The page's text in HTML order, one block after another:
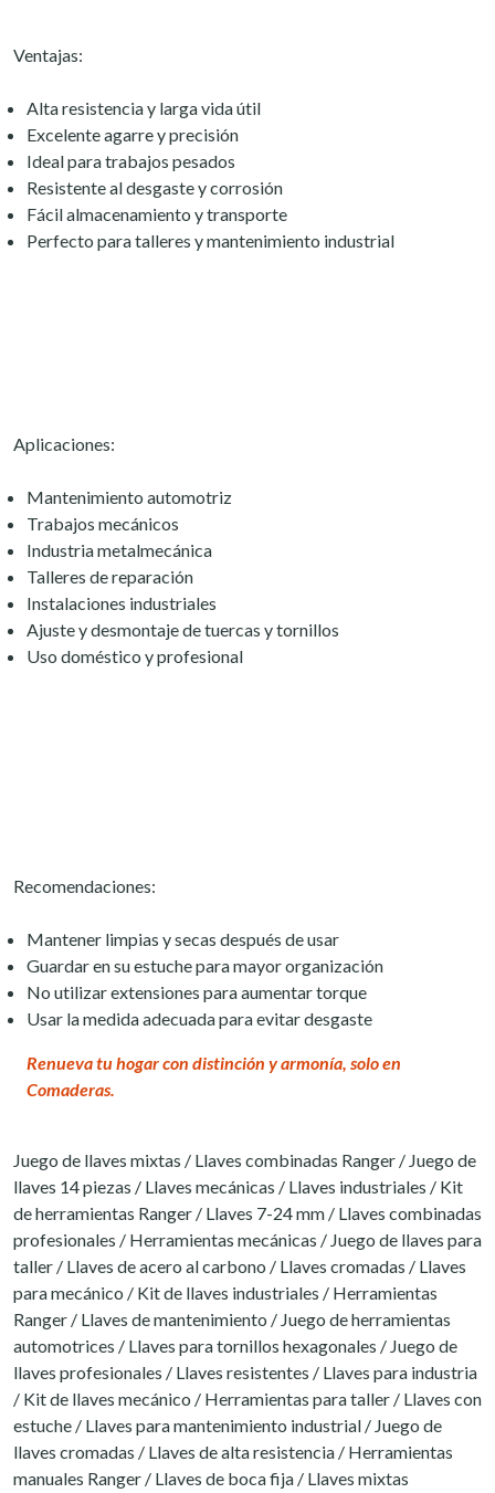
Ventajas:
Alta resistencia y larga vida útil
Excelente agarre y precisión
Ideal para trabajos pesados
Resistente al desgaste y corrosión
Fácil almacenamiento y transporte
Perfecto para talleres y mantenimiento industrial
Aplicaciones:
Mantenimiento automotriz
Trabajos mecánicos
Industria metalmecánica
Talleres de reparación
Instalaciones industriales
Ajuste y desmontaje de tuercas y tornillos
Uso doméstico y profesional
Recomendaciones:
Mantener limpias y secas después de usar
Guardar en su estuche para mayor organización
No utilizar extensiones para aumentar torque
Usar la medida adecuada para evitar desgaste
Renueva tu hogar con distinción y armonía, solo en
Comaderas.
Juego de llaves mixtas / Llaves combinadas Ranger / Juego de
llaves 14 piezas / Llaves mecánicas / Llaves industriales / Kit
de herramientas Ranger / Llaves 7-24 mm / Llaves combinadas
profesionales / Herramientas mecánicas / Juego de llaves para
taller / Llaves de acero al carbono / Llaves cromadas / Llaves
para mecánico / Kit de llaves industriales / Herramientas
Ranger / Llaves de mantenimiento / Juego de herramientas
automotrices / Llaves para tornillos hexagonales / Juego de
llaves profesionales / Llaves resistentes / Llaves para industria
/ Kit de llaves mecánico / Herramientas para taller / Llaves con
estuche / Llaves para mantenimiento industrial / Juego de
llaves cromadas / Llaves de alta resistencia / Herramientas
manuales Ranger / Llaves de boca fija / Llaves mixtas